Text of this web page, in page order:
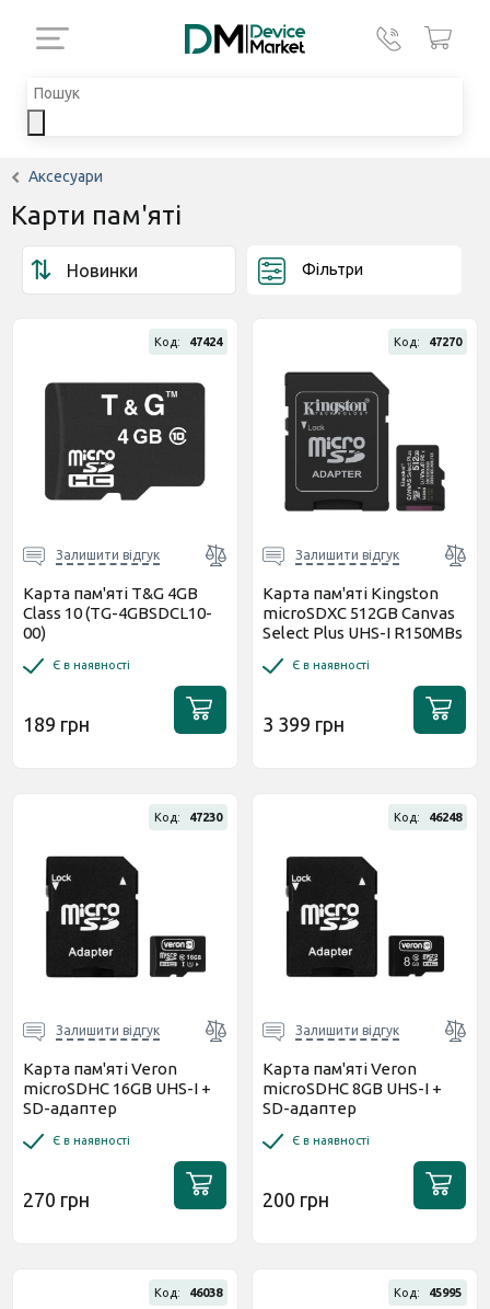
Аксесуари
Карти пам'яті
Фільтри
Код: 47424
Залишити відгук
Карта пам'яті T&G 4GB
Class 10 (TG-4GBSDCL10-
00)
Є в наявності
189 грн
Код: 47270
Залишити відгук
Карта пам'яті Kingston
microSDXC 512GB Canvas
Select Plus UHS-I R150MBs
(SDCS3/512GB)
Є в наявності
3 399 грн
Код: 47230
Залишити відгук
Карта пам'яті Veron
microSDHC 16GB UHS-I +
SD-адаптер
Є в наявності
270 грн
Код: 46248
Залишити відгук
Карта пам'яті Veron
microSDHC 8GB UHS-I +
SD-адаптер
Є в наявності
200 грн
Код: 46038 Код: 45995